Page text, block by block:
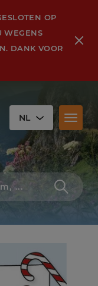
OP
WEGENS
DANK VOOR
NL